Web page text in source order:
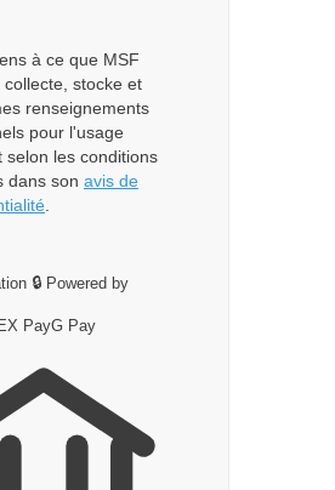
à ce que MSF
collecte, stocke et
renseignements
pour l'usage
selon les conditions
dans son avis de
🔒 Powered by
PayG Pay